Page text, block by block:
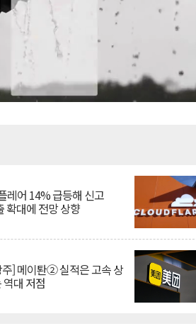
레어 14% 급등해 신고
확대에 전망 상향
] 메이퇀② 실적은 고속 상
역대 저점